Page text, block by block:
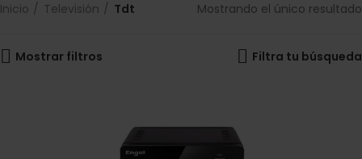
Inicio Televisión Tdt Mostrando el único resultado
Mostrar filtros Filtra tu búsqueda